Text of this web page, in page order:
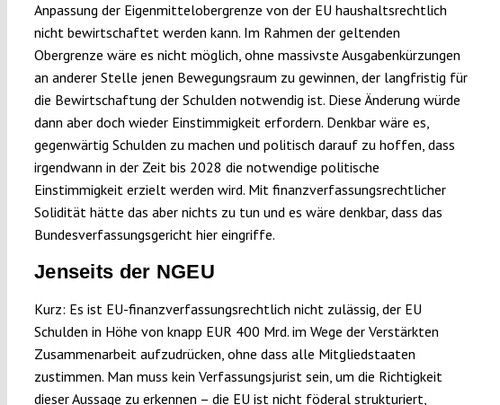
Anpassung der Eigenmittelobergrenze von der EU haushaltsrechtlich
nicht bewirtschaftet werden kann. Im Rahmen der geltenden
Obergrenze wäre es nicht möglich, ohne massivste Ausgabenkürzungen
an anderer Stelle jenen Bewegungsraum zu gewinnen, der langfristig für
die Bewirtschaftung der Schulden notwendig ist. Diese Änderung würde
dann aber doch wieder Einstimmigkeit erfordern. Denkbar wäre es,
gegenwärtig Schulden zu machen und politisch darauf zu hoffen, dass
irgendwann in der Zeit bis 2028 die notwendige politische
Einstimmigkeit erzielt werden wird. Mit finanzverfassungsrechtlicher
Solidität hätte das aber nichts zu tun und es wäre denkbar, dass das
Bundesverfassungsgericht hier eingriffe.
Jenseits der NGEU
Kurz: Es ist EU-finanzverfassungsrechtlich nicht zulässig, der EU
Schulden in Höhe von knapp EUR 400 Mrd. im Wege der Verstärkten
Zusammenarbeit aufzudrücken, ohne dass alle Mitgliedstaaten
zustimmen. Man muss kein Verfassungsjurist sein, um die Richtigkeit
dieser Aussage zu erkennen – die EU ist nicht föderal strukturiert,